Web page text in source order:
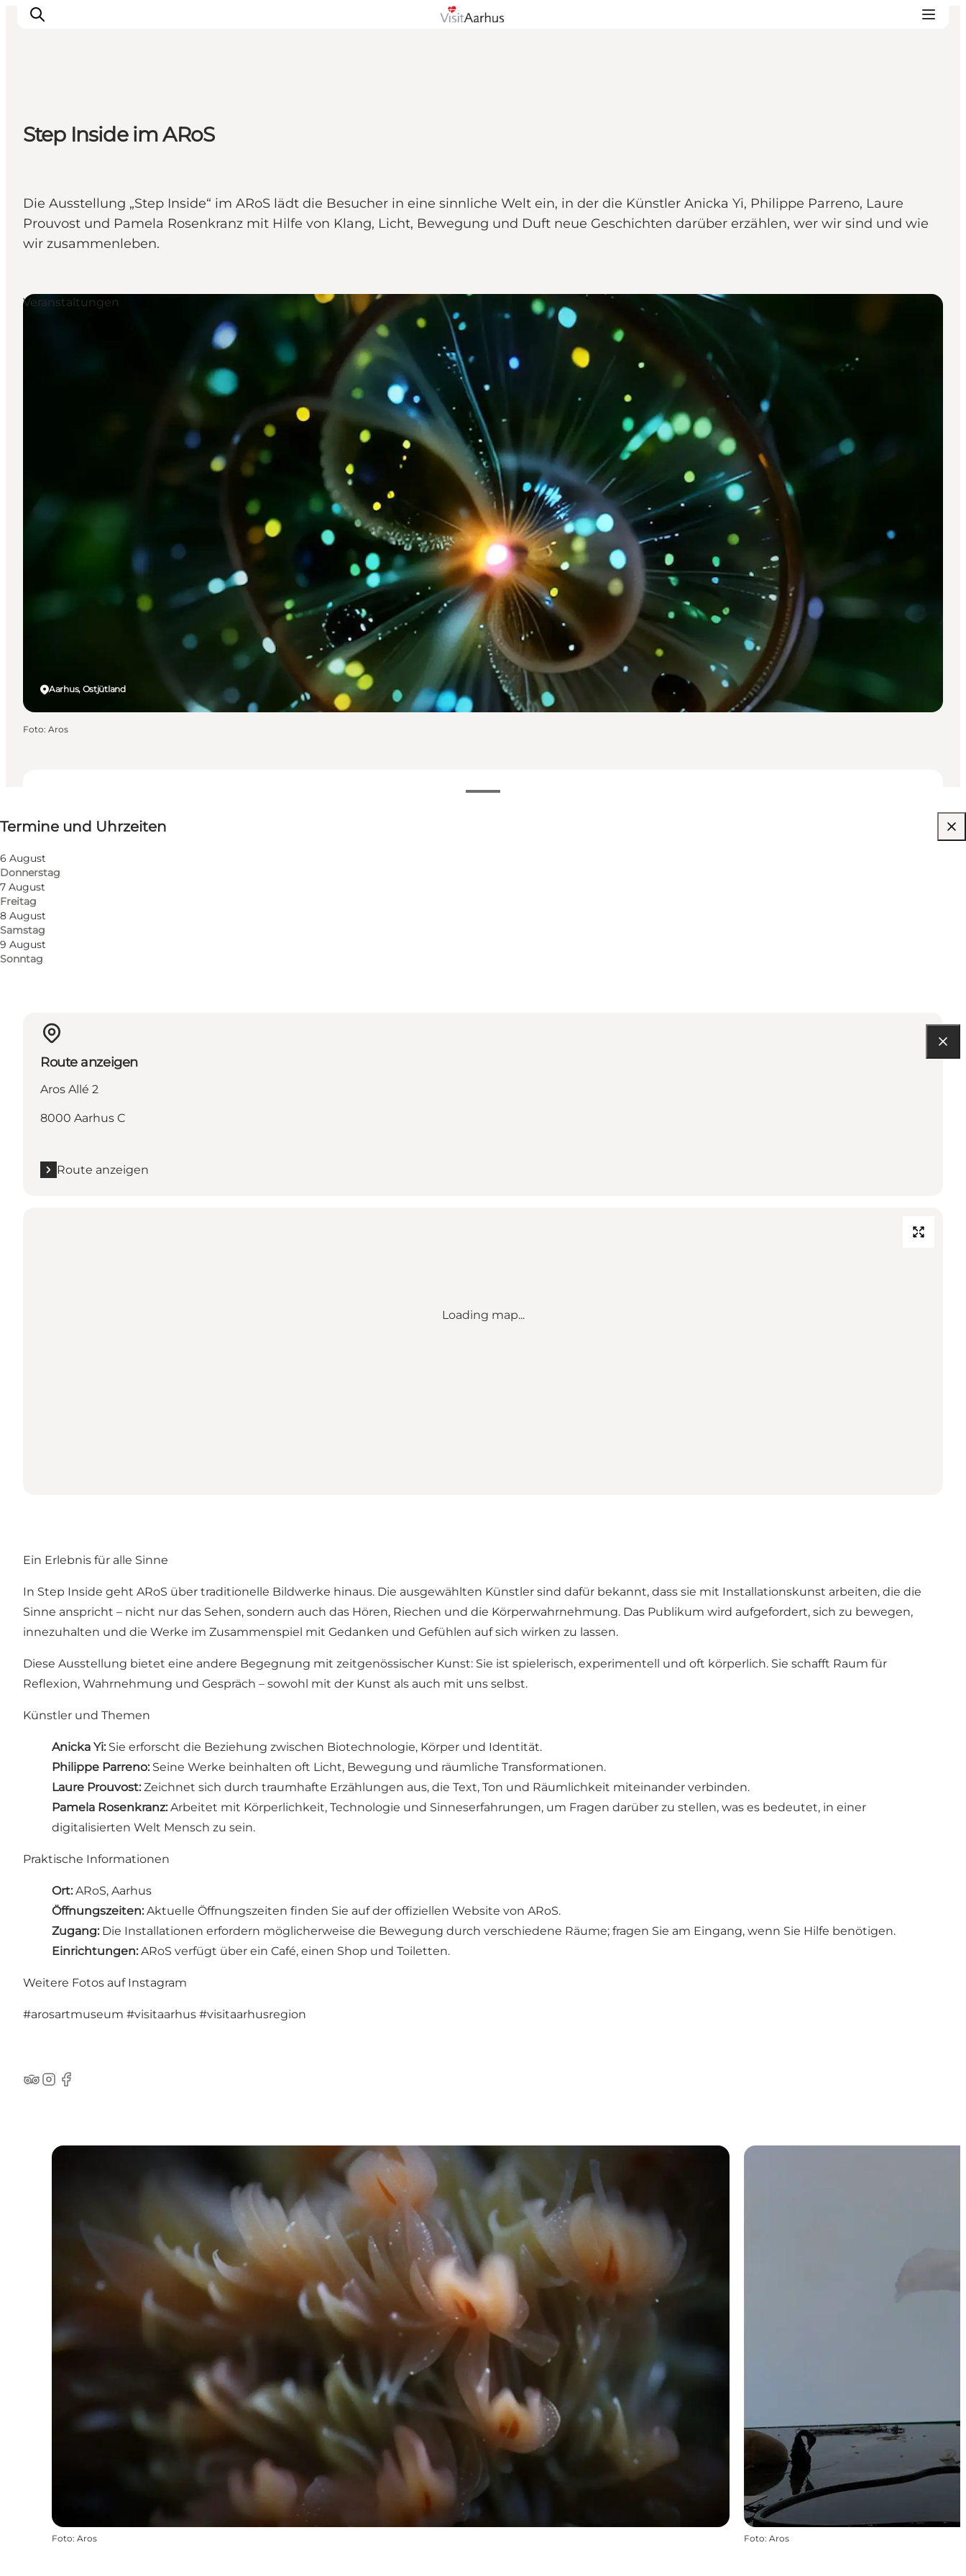
Sehen und erleben
Veranstaltungen
Transport
Step Inside im ARoS
Die Ausstellung „Step Inside“ im ARoS lädt die Besucher in eine sinnliche Welt ein, in der die Künstler Anicka Yi, Philippe Parreno, Laure
Prouvost und Pamela Rosenkranz mit Hilfe von Klang, Licht, Bewegung und Duft neue Geschichten darüber erzählen, wer wir sind und wie
wir zusammenleben.
Termine und Uhrzeiten
6 August
Donnerstag
7 August
Freitag
8 August
Samstag
9 August
Sonntag
Website besuchen
Aarhus, Ostjütland
Veranstaltungen
Foto: Aros
Route anzeigen
Aros Allé 2
8000 Aarhus C
Route anzeigen
Loading map...
Ein Erlebnis für alle Sinne
In Step Inside geht ARoS über traditionelle Bildwerke hinaus. Die ausgewählten Künstler sind dafür bekannt, dass sie mit Installationskunst arbeiten, die die
Sinne anspricht – nicht nur das Sehen, sondern auch das Hören, Riechen und die Körperwahrnehmung. Das Publikum wird aufgefordert, sich zu bewegen,
innezuhalten und die Werke im Zusammenspiel mit Gedanken und Gefühlen auf sich wirken zu lassen.
Diese Ausstellung bietet eine andere Begegnung mit zeitgenössischer Kunst: Sie ist spielerisch, experimentell und oft körperlich. Sie schafft Raum für
Reflexion, Wahrnehmung und Gespräch – sowohl mit der Kunst als auch mit uns selbst.
Künstler und Themen
Anicka Yi: Sie erforscht die Beziehung zwischen Biotechnologie, Körper und Identität.
Philippe Parreno: Seine Werke beinhalten oft Licht, Bewegung und räumliche Transformationen.
Laure Prouvost: Zeichnet sich durch traumhafte Erzählungen aus, die Text, Ton und Räumlichkeit miteinander verbinden.
Pamela Rosenkranz: Arbeitet mit Körperlichkeit, Technologie und Sinneserfahrungen, um Fragen darüber zu stellen, was es bedeutet, in einer
digitalisierten Welt Mensch zu sein.
Praktische Informationen
Ort: ARoS, Aarhus
Öffnungszeiten: Aktuelle Öffnungszeiten finden Sie auf der offiziellen Website von ARoS.
Zugang: Die Installationen erfordern möglicherweise die Bewegung durch verschiedene Räume; fragen Sie am Eingang, wenn Sie Hilfe benötigen.
Einrichtungen: ARoS verfügt über ein Café, einen Shop und Toiletten.
Weitere Fotos auf Instagram
#arosartmuseum #visitaarhus #visitaarhusregion
TripAdvisor
Instagram
Facebook
Foto: Aros Foto: Aros